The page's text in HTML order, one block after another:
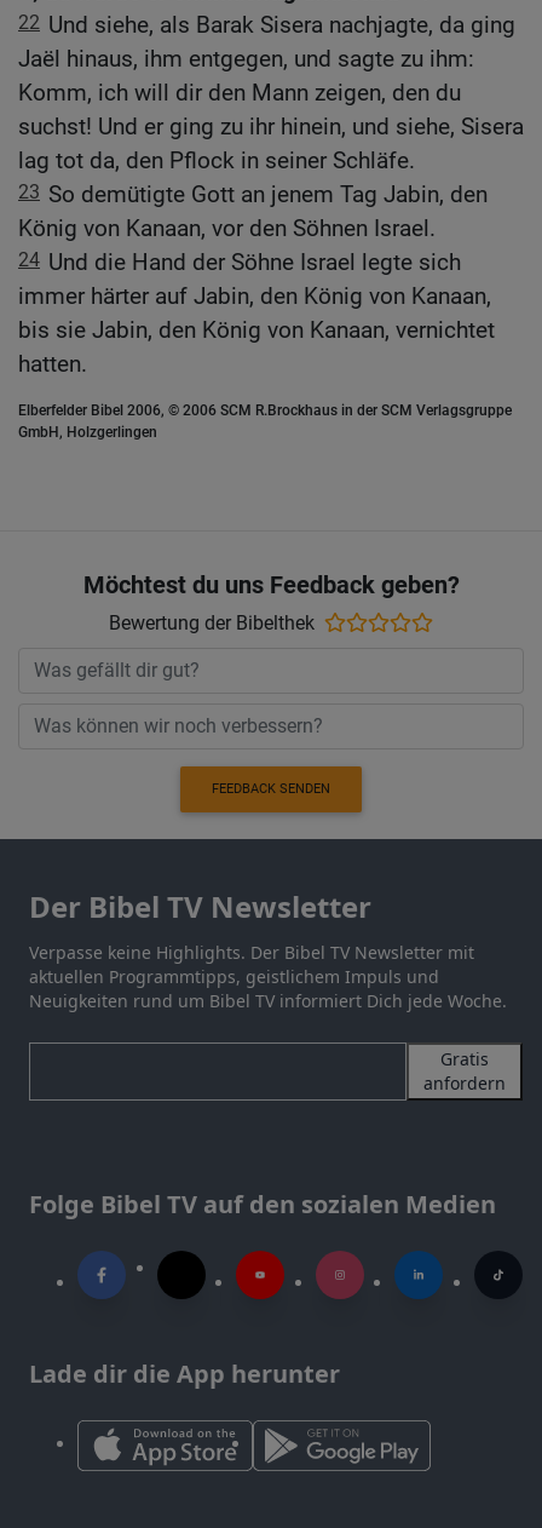
22 Und siehe, als Barak Sisera nachjagte, da ging
Jaël hinaus, ihm entgegen, und sagte zu ihm:
Komm, ich will dir den Mann zeigen, den du
suchst! Und er ging zu ihr hinein, und siehe, Sisera
lag tot da, den Pflock in seiner Schläfe.
23 So demütigte Gott an jenem Tag Jabin, den
König von Kanaan, vor den Söhnen Israel.
24 Und die Hand der Söhne Israel legte sich
immer härter auf Jabin, den König von Kanaan,
bis sie Jabin, den König von Kanaan, vernichtet
hatten.
Elberfelder Bibel 2006, © 2006 SCM R.Brockhaus in der SCM Verlagsgruppe
GmbH, Holzgerlingen
Möchtest du uns Feedback geben?
Bewertung der Bibelthek
FEEDBACK SENDEN
Der Bibel TV Newsletter
Verpasse keine Highlights. Der Bibel TV Newsletter mit
aktuellen Programmtipps, geistlichem Impuls und
Neuigkeiten rund um Bibel TV informiert Dich jede Woche.
Gratis
anfordern
Folge Bibel TV auf den sozialen Medien
Lade dir die App herunter